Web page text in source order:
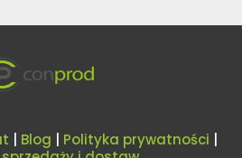
Blog Polityka prywatności